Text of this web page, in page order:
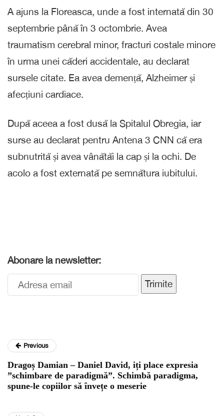
A ajuns la Floreasca, unde a fost internată din 30
septembrie până în 3 octombrie. Avea
traumatism cerebral minor, fracturi costale minore
în urma unei căderi accidentale, au declarat
sursele citate. Ea avea demență, Alzheimer și
afecțiuni cardiace.
După aceea a fost dusă la Spitalul Obregia, iar
surse au declarat pentru Antena 3 CNN că era
subnutrită și avea vânătăi la cap și la ochi. De
acolo a fost externată pe semnătura iubitului.
Abonare la newsletter:
Trimite
Previous
Dragoș Damian – Daniel David, iți place expresia
”schimbare de paradigmă”. Schimbă paradigma,
spune-le copiilor să învețe o meserie